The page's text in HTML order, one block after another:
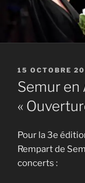
PUBLIÉ
LE
15 OCTOBRE
Semur en
«
Pour la 3e
Rempart de
concerts :